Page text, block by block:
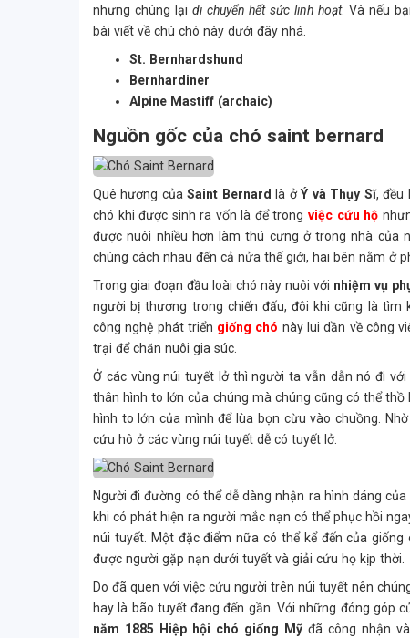
nhưng chúng lại di chuyển hết sức linh hoạt. Và nếu
bài viết về chú chó này dưới đây nhá.
St. Bernhardshund
Bernhardiner
Alpine Mastiff (archaic)
Nguồn gốc của chó saint bernard
Quê hương củaSaint Bernard là ởÝ và Thụy Sĩ, đều
chó khi được sinh ra vốn là để trong việc cứu hộ
được nuôi nhiều hơn làm thú cưng ở trong nhà của
chúng cách nhau đến cả nửa thế giới, hai bên nằm ở
Trong giai đoạn đầu loài chó này nuôi với nhiệm vụ
người bị thương trong chiến đấu, đôi khi cũng là
công nghệ phát triển giống chó này lui dần về công
trại để chăn nuôi gia súc.
Ở các vùng núi tuyết lở thì người ta vẫn dẫn nó đi với
thân hình to lớn của chúng mà chúng cũng có thể
hình to lớn của mình để lùa bọn cừu vào chuồng.
cứu hô ở các vùng núi tuyết dễ có tuyết lở.
Người đi đường có thể dễ dàng nhận ra hình dáng
khi có phát hiện ra người mắc nạn có thể phục hồi
núi tuyết. Một đặc điểm nữa có thể kể đến của giống
được người gặp nạn dưới tuyết và giải cứu họ kịp thời.
Do đã quen với việc cứu người trên núi tuyết nên
hay là bão tuyết đang đến gần. Với những đóng góp
năm 1885 Hiệp hội chó giống Mỹ đã công nhận